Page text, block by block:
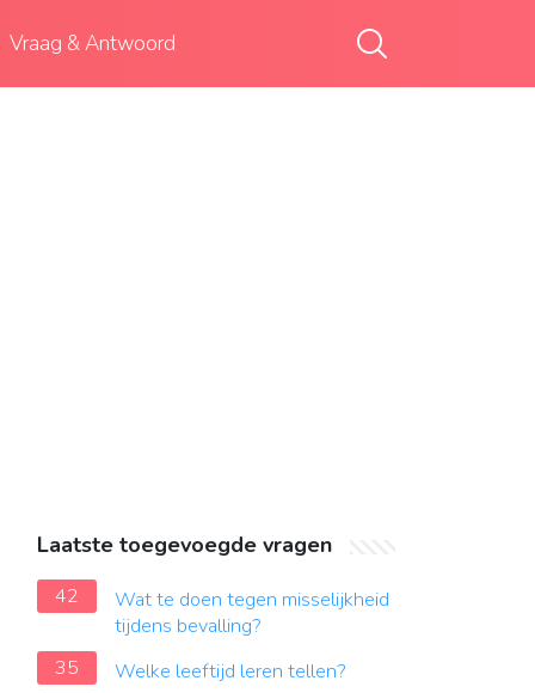
Vraag & Antwoord
Laatste toegevoegde vragen
42
Wat te doen tegen misselijkheid
tijdens bevalling?
35
Welke leeftijd leren tellen?